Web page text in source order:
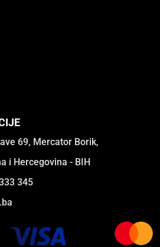
69, Mercator Borik,
i Hercegovina - BIH
345